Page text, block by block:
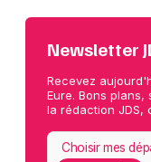
Newsletter
Recevez
Eure. Bons
la rédaction JDS,
Choisir mes